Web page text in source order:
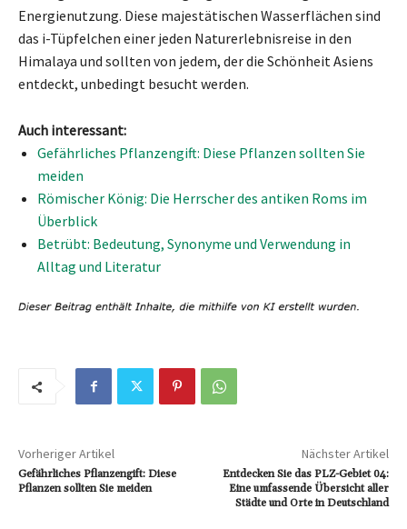
Energienutzung. Diese majestätischen Wasserflächen sind
das i-Tüpfelchen einer jeden Naturerlebnisreise in den
Himalaya und sollten von jedem, der die Schönheit Asiens
entdeckt, unbedingt besucht werden.
Auch interessant:
Gefährliches Pflanzengift: Diese Pflanzen sollten Sie
meiden
Römischer König: Die Herrscher des antiken Roms im
Überblick
Betrübt: Bedeutung, Synonyme und Verwendung in
Alltag und Literatur
Vorheriger Artikel
Gefährliches Pflanzengift: Diese
Pflanzen sollten Sie meiden
Nächster Artikel
Entdecken Sie das PLZ-Gebiet 04:
Eine umfassende Übersicht aller
Städte und Orte in Deutschland